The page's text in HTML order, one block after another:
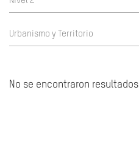
Urbanismo y Territorio
No se encontraron resultados